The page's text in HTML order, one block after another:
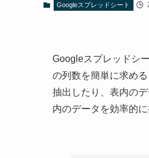
Googleスプレッドシート
Googleスプレッドシ
の列数を簡単に求め
抽出したり、表内の
内のデータを効率的